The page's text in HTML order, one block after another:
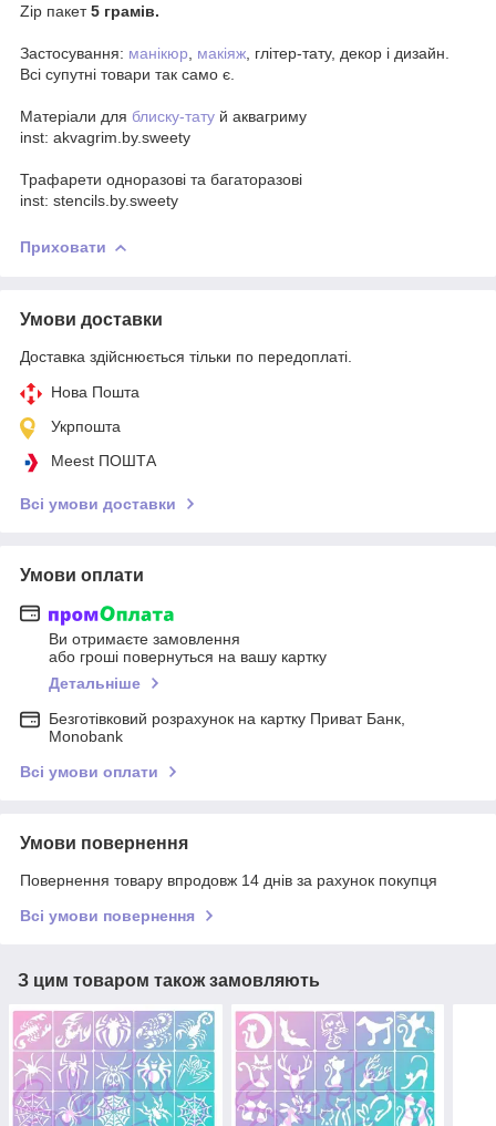
Zip пакет5 грамів.
Застосування: манікюр макіяж , глітер-тату, декор і дизайн.
Всі супутні товари так само є.
Матеріали для блиску-тату й аквагриму
inst: akvagrim.by.sweety
Трафарети одноразові та багаторазові
inst: stencils.by.sweety
Приховати
Умови доставки
Доставка здійснюється тільки по передоплаті.
Нова Пошта
Укрпошта
Meest ПОШТА
Всі умови доставки
Умови оплати
Ви отримаєте замовлення
або гроші повернуться на вашу картку
Детальніше
Безготівковий розрахунок на картку Приват Банк,
Monobank
Всі умови оплати
Умови повернення
Повернення товару впродовж 14 днів за рахунок покупця
Всі умови повернення
З цим товаром також замовляють